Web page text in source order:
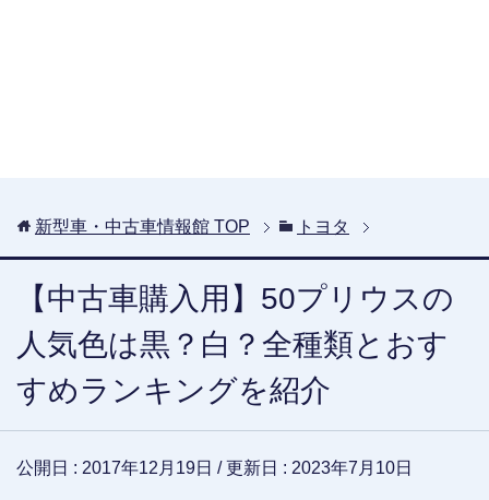
新型車・中古車情報館 TOP トヨタ
【中古車購入用】50プリウスの
人気色は黒？白？全種類とおす
すめランキングを紹介
公開日 : 2017年12月19日 / 更新日 : 2023年7月10日